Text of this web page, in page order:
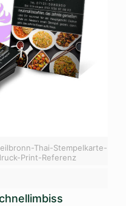
Thai-Stempelkarte-
Print-Referenz